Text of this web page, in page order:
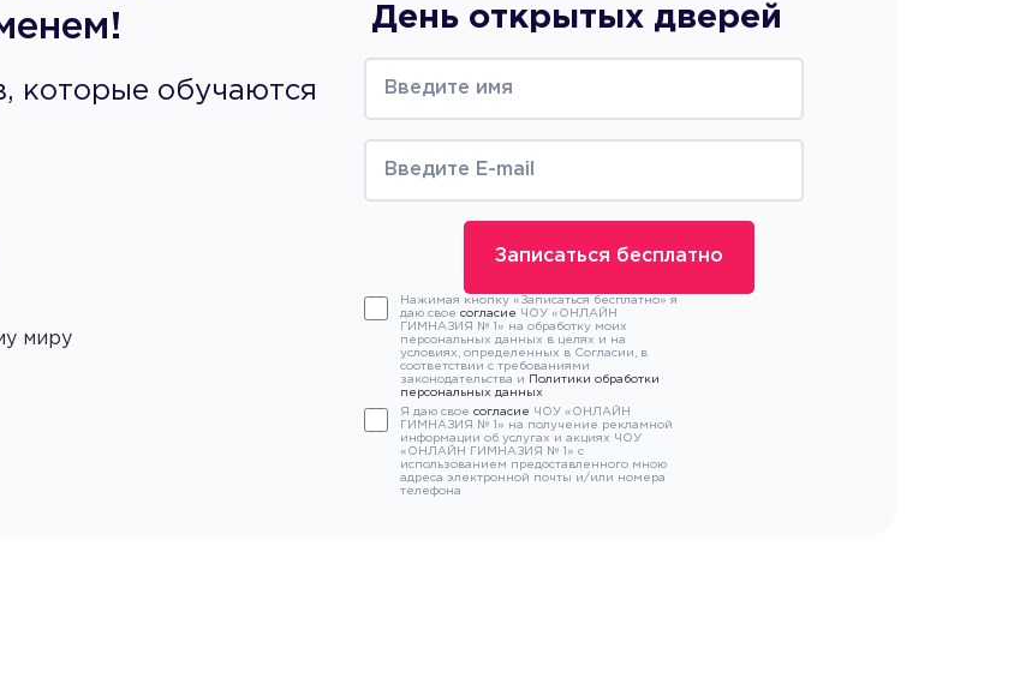
которые обучаются
миру
День открытых дверей
Нажимая кнопку «Записаться бесплатно» я
даю свое согласие ЧОУ «ОНЛАЙН
ГИМНАЗИЯ № 1» на обработку моих
персональных данных в целях и на
условиях, определенных в Согласии, в
соответствии с требованиями
законодательства и
Политики обработки
персональных данных
Я даю свое согласие ЧОУ «ОНЛАЙН
ГИМНАЗИЯ № 1» на получение рекламной
информации об услугах и акциях ЧОУ
«ОНЛАЙН ГИМНАЗИЯ № 1» с
использованием предоставленного мною
адреса электронной почты и/или номера
телефона